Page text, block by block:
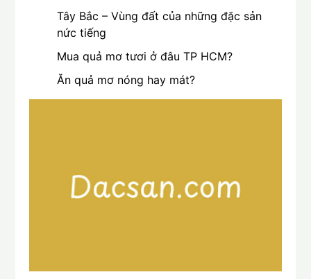
Tây Bắc – Vùng đất của những đặc sản
nức tiếng
Mua quả mơ tươi ở đâu TP HCM?
Ăn quả mơ nóng hay mát?